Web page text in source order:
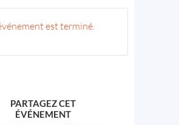
est terminé.
PARTAGEZ CET
ÉVÉNEMENT